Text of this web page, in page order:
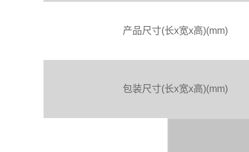
产品尺寸(长x宽x高)(mm)
包装尺寸(长x宽x高)(mm)